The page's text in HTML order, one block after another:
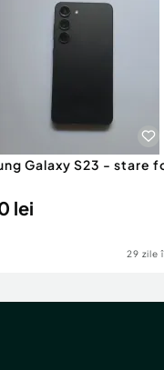
Galaxy S23 - stare
lei
29 zile